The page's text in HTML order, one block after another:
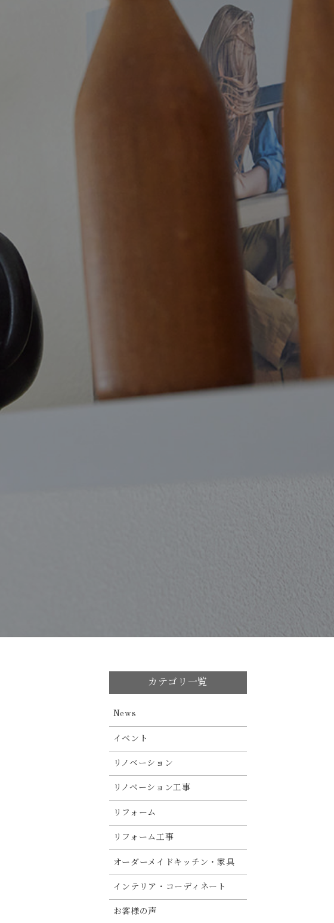
カテゴリ一覧
News
イベント
リノベーション
リノベーション工事
リフォーム
リフォーム工事
オーダーメイドキッチン・家具
インテリア・コーディネート
お客様の声